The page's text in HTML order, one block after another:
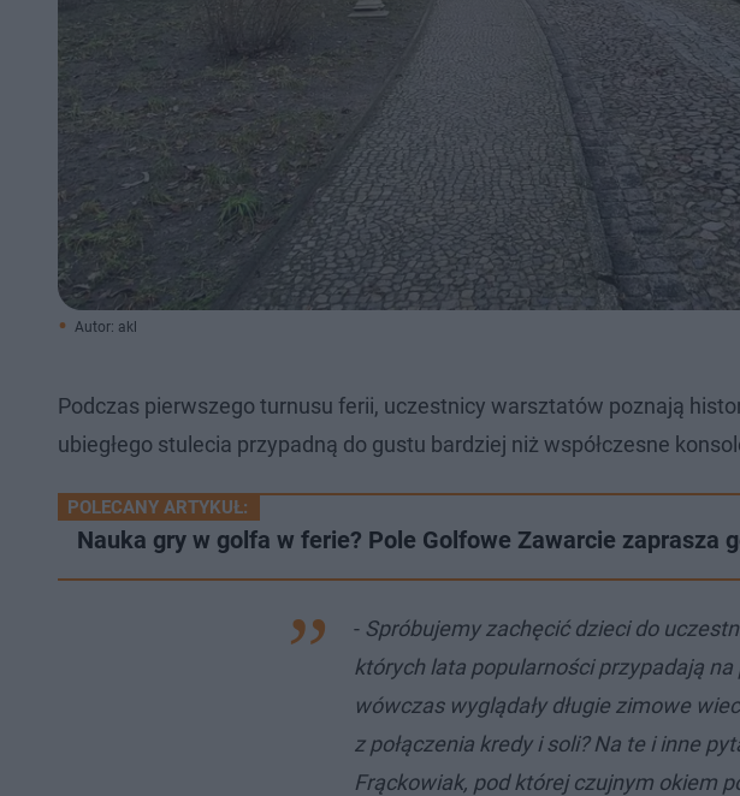
Autor: akl
Podczas pierwszego turnusu ferii, uczestnicy warsztatów poznają
ubiegłego stulecia przypadną do gustu bardziej niż współczesne
POLECANY ARTYKUŁ:
Nauka gry w golfa w ferie? Pole Golfowe Zawarcie zaprasza
- Spróbujemy zachęcić dzieci do
których lata popularności przypadają
wówczas wyglądały długie zimowe
z połączenia kredy i soli? Na te i inne
Frąckowiak, pod której czujnym okiem